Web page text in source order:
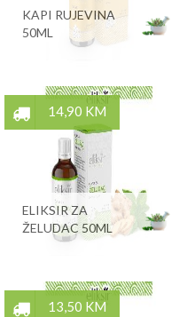
KAPI RUJEVINA
50ML
14,90 KM
ELIKSIR ZA
ŽELUDAC 50ML
13,50 KM